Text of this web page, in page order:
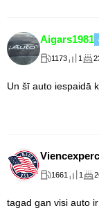
Aigars1981
1173 1
Un šī auto iespaidā
1661 1
tagad gan visi auto ir